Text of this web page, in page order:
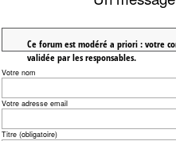
Ce forum est modéré a priori : votre
validée par les responsables.
Votre nom
Votre adresse email
Titre (obligatoire)